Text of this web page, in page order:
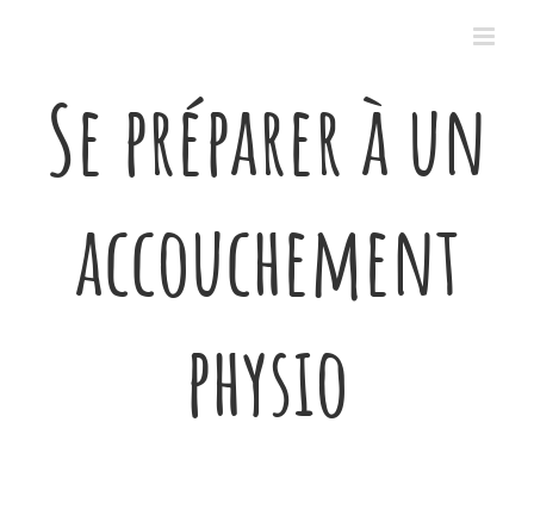
Se préparer à un
accouchement
physio